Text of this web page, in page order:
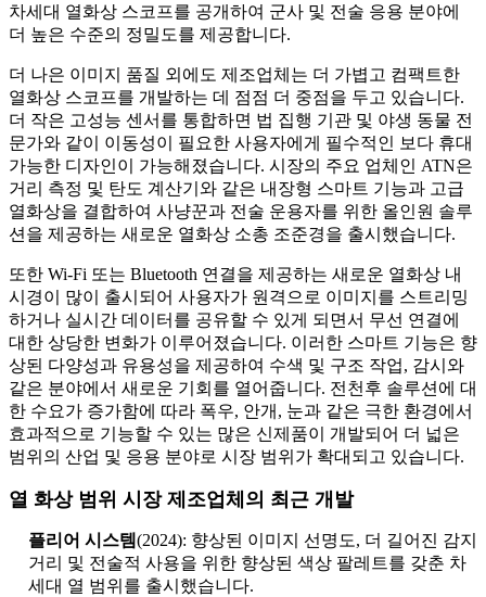
차세대 열화상 스코프를 공개하여 군사 및 전술 응용 분야에
더 높은 수준의 정밀도를 제공합니다.
더 나은 이미지 품질 외에도 제조업체는 더 가볍고 컴팩트한
열화상 스코프를 개발하는 데 점점 더 중점을 두고 있습니다.
더 작은 고성능 센서를 통합하면 법 집행 기관 및 야생 동물 전
문가와 같이 이동성이 필요한 사용자에게 필수적인 보다 휴대
가능한 디자인이 가능해졌습니다. 시장의 주요 업체인 ATN은
거리 측정 및 탄도 계산기와 같은 내장형 스마트 기능과 고급
열화상을 결합하여 사냥꾼과 전술 운용자를 위한 올인원 솔루
션을 제공하는 새로운 열화상 소총 조준경을 출시했습니다.
또한 Wi-Fi 또는 Bluetooth 연결을 제공하는 새로운 열화상 내
시경이 많이 출시되어 사용자가 원격으로 이미지를 스트리밍
하거나 실시간 데이터를 공유할 수 있게 되면서 무선 연결에
대한 상당한 변화가 이루어졌습니다. 이러한 스마트 기능은 향
상된 다양성과 유용성을 제공하여 수색 및 구조 작업, 감시와
같은 분야에서 새로운 기회를 열어줍니다. 전천후 솔루션에 대
한 수요가 증가함에 따라 폭우, 안개, 눈과 같은 극한 환경에서
효과적으로 기능할 수 있는 많은 신제품이 개발되어 더 넓은
범위의 산업 및 응용 분야로 시장 범위가 확대되고 있습니다.
열 화상 범위 시장 제조업체의 최근 개발
플리어 시스템(2024): 향상된 이미지 선명도, 더 길어진 감지
거리 및 전술적 사용을 위한 향상된 색상 팔레트를 갖춘 차
세대 열 범위를 출시했습니다.